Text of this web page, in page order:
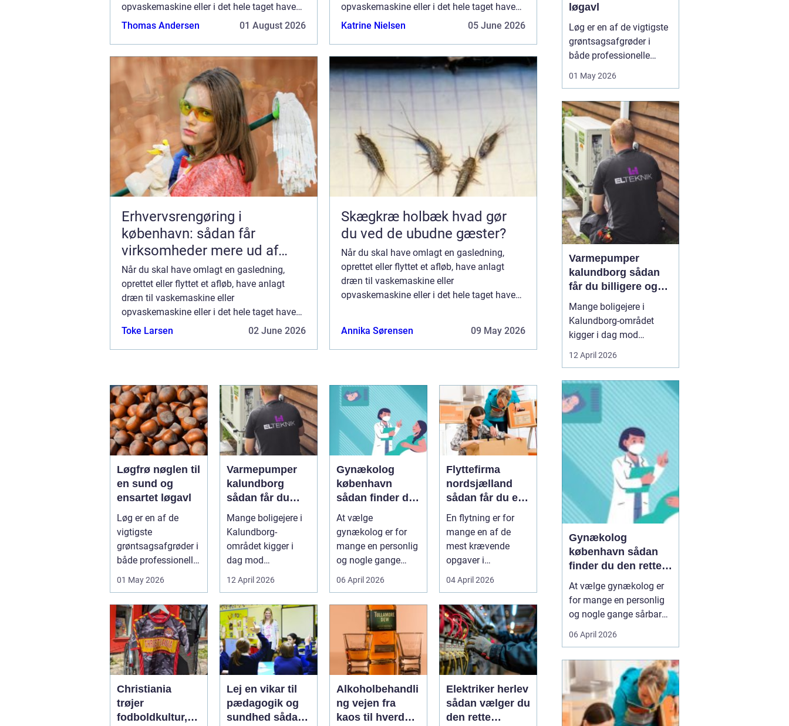
opvaskemaskine eller i det hele taget have
udført arbejde, som vedrører de faste VVS
Thomas Andersen 01 August 2026
opvaskemaskine eller i det hele taget have
udført arbejde, som vedrører de faste VVS
Katrine Nielsen 05 June 2026
Erhvervsrengøring i
københavn: sådan får
virksomheder mere ud af
hverdagen
Når du skal have omlagt en gasledning,
oprettet eller flyttet et afløb, have anlagt
dræn til vaskemaskine eller
opvaskemaskine eller i det hele taget have
udført arbejde, som vedrører de faste VVS
Toke Larsen 02 June 2026
Skægkræ holbæk hvad gør
du ved de ubudne gæster?
Når du skal have omlagt en gasledning,
oprettet eller flyttet et afløb, have anlagt
dræn til vaskemaskine eller
opvaskemaskine eller i det hele taget have
autor...
Annika Sørensen 09 May 2026
Løgfrø nøglen til
en sund og
ensartet løgavl
Løg er en af de
vigtigste
grøntsagsafgrøder i
både professionelle
køkkenhaver og
større
landbrugspro...
01 May 2026
Varmepumper
kalundborg
sådan får du
billigere og
mere
bæredygtig
varme
Mange boligejere i
Kalundborg-
området kigger i
dag mod
varmepumper som
en vej til lavere
varmeregnin...
12 April 2026
Gynækolog
københavn
sådan finder du
den rette
specialist
At vælge
gynækolog er for
mange en personlig
og nogle gange
sårbar beslutning.
Man skal både føle
si...
06 April 2026
Flyttefirma
nordsjælland
sådan får du en
tryg og effektiv
flytning
En flytning er for
mange en af de
mest krævende
opgaver i
hverdagen. Der er
meget at holde styr
på, ...
04 April 2026
Christiania
trøjer
fodboldkultur,
Lej en vikar til
pædagogik og
sundhed sådan
Alkoholbehandli
ng vejen fra
kaos til hverdag
Elektriker herlev
sådan vælger du
den rette
løgavl
Løg er en af de vigtigste
grøntsagsafgrøder i
både professionelle
landbrugsproduktioner.
starter med kvaliteten af
Løgfrø, og små forskelle
i frøets sundhed,
sortsege...
01 May 2026
Varmepumper
kalundborg sådan
får du billigere og
mere bæredygtig
varme
Mange boligejere i
Kalundborg-området
kigger i dag mod
varmepumper som en
vej til lavere
behageligt indeklima.
Priserne på energi
svinger, kravene til CO2-
reduktion stiger, og
gamle elradiatorer, olie-
og pillefyr bliver både ...
12 April 2026
Gynækolog
københavn sådan
finder du den rette
specialist
At vælge gynækolog er
for mange en personlig
og nogle gange sårbar
beslutning. Man skal
både føle sig tryg, hørt
storby som København
kan det være svært at
danne sig overblik over
de mange muligheder,
06 April 2026